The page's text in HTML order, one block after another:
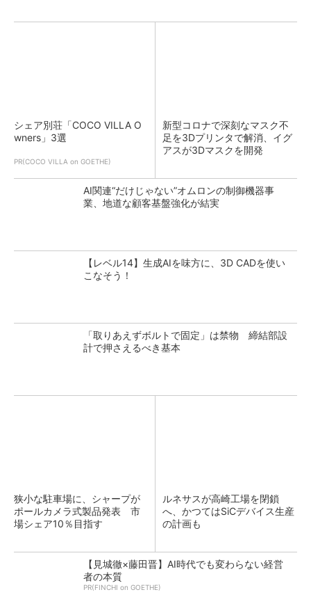
シェア別荘「COCO VILLA O
wners」3選
PR(COCO VILLA on GOETHE)
新型コロナで深刻なマスク不
足を3Dプリンタで解消、イグ
アスが3Dマスクを開発
AI関連“だけじゃない”オムロンの制御機器事
業、地道な顧客基盤強化が結実
【レベル14】生成AIを味方に、3D CADを使い
こなそう！
「取りあえずボルトで固定」は禁物 締結部設
計で押さえるべき基本
狭小な駐車場に、シャープが
ポールカメラ式製品発表 市
場シェア10％目指す
ルネサスが高崎工場を閉鎖
へ、かつてはSiCデバイス生産
の計画も
【見城徹×藤田晋】AI時代でも変わらない経営
者の本質
PR(FINCHI on GOETHE)